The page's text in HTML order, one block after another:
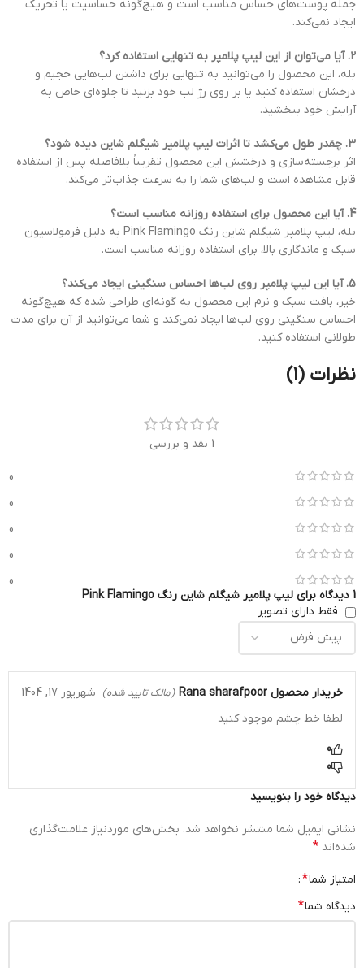
جمله پوست‌های حساس مناسب است و هیچ‌گونه حساسیت یا تحریک
ایجاد نمی‌کند.
2. آیا می‌توان از این لیپ پلامپر به تنهایی استفاده کرد؟
بله، این محصول را می‌توانید به تنهایی برای داشتن لب‌هایی حجیم و
درخشان استفاده کنید یا بر روی رژ لب خود بزنید تا جلوه‌ای خاص به
آرایش خود ببخشید.
3. چقدر طول می‌کشد تا اثرات لیپ پلامپر شیگلم شاین دیده شود؟
اثر برجسته‌سازی و درخشش این محصول تقریباً بلافاصله پس از استفاده
قابل مشاهده است و لب‌های شما را به سرعت جذاب‌تر می‌کند.
4. آیا این محصول برای استفاده روزانه مناسب است؟
بله، لیپ پلامپر شیگلم شاین رنگ Pink Flamingo به دلیل فرمولاسیون
سبک و ماندگاری بالا، برای استفاده روزانه مناسب است.
5. آیا این لیپ پلامپر روی لب‌ها احساس سنگینی ایجاد می‌کند؟
خیر، بافت سبک و نرم این محصول به گونه‌ای طراحی شده که هیچ‌گونه
احساس سنگینی روی لب‌ها ایجاد نمی‌کند و شما می‌توانید از آن برای مدت
طولانی استفاده کنید.
نظرات (1)
1 نقد و بررسی
0
0
0
0
0
1 دیدگاه برای
لیپ پلامپر شیگلم شاین رنگ Pink Flamingo
فقط دارای تصویر
خریدار محصول Rana sharafpoor (مالک تایید شده)
شهریور 17, 1404
لطفا خط چشم موجود كنيد
0
0
دیدگاه خود را بنویسید
نشانی ایمیل شما منتشر نخواهد شد. بخش‌های موردنیاز علامت‌گذاری
شده‌اند *
امتیاز شما*
دیدگاه شما*